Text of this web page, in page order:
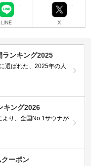
ランキング2025
選ばれた、2025年の人
キング2026
より、全国No.1サウナが
ーポン